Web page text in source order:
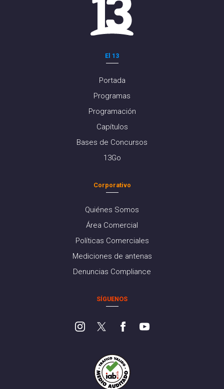
El 13
Portada
Programas
Programación
Capítulos
Bases de Concursos
13Go
Corporativo
Quiénes Somos
Área Comercial
Políticas Comerciales
Mediciones de antenas
Denuncias Compliance
SÍGUENOS